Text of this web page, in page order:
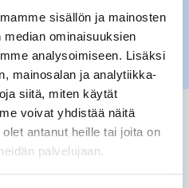
sisällön ja mainosten
ominaisuuksien
analysoimiseen. Lisäksi
mainosalan ja analytiikka-
siitä, miten käytät
voivat yhdistää näitä
antanut heille tai joita on
palvelujaan.
Sairaalatie, Uusitie ja
on päättynyt!
on valmis ja lämmönjakelu